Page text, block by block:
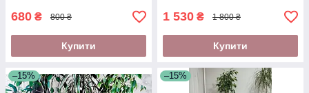
680 ₴ 800 ₴
Купити
1 530 ₴ 1 800 ₴
Купити
–15% –15%